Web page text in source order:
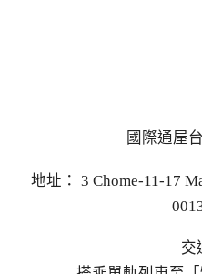
國際通屋
地址： 3 Chome-11-17
交